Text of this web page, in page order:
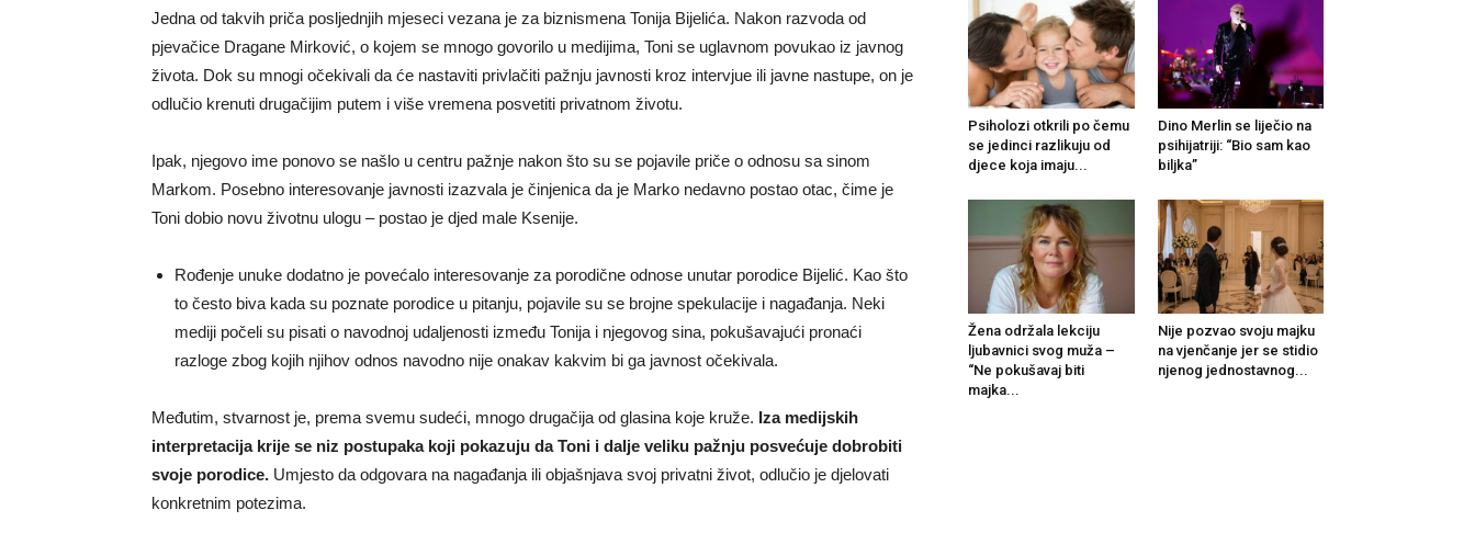
Jedna od takvih priča posljednjih mjeseci vezana je za biznismena Tonija Bijelića. Nakon razvoda od
pjevačice Dragane Mirković, o kojem se mnogo govorilo u medijima, Toni se uglavnom povukao iz javnog
života. Dok su mnogi očekivali da će nastaviti privlačiti pažnju javnosti kroz intervjue ili javne nastupe, on je
odlučio krenuti drugačijim putem i više vremena posvetiti privatnom životu.
Ipak, njegovo ime ponovo se našlo u centru pažnje nakon što su se pojavile priče o odnosu sa sinom
Markom. Posebno interesovanje javnosti izazvala je činjenica da je Marko nedavno postao otac, čime je
Toni dobio novu životnu ulogu – postao je djed male Ksenije.
Rođenje unuke dodatno je povećalo interesovanje za porodične odnose unutar porodice Bijelić. Kao što
to često biva kada su poznate porodice u pitanju, pojavile su se brojne spekulacije i nagađanja. Neki
mediji počeli su pisati o navodnoj udaljenosti između Tonija i njegovog sina, pokušavajući pronaći
razloge zbog kojih njihov odnos navodno nije onakav kakvim bi ga javnost očekivala.
Međutim, stvarnost je, prema svemu sudeći, mnogo drugačija od glasina koje kruže. Iza medijskih
interpretacija krije se niz postupaka koji pokazuju da Toni i dalje veliku pažnju posvećuje dobrobiti
svoje porodice. Umjesto da odgovara na nagađanja ili objašnjava svoj privatni život, odlučio je djelovati
konkretnim potezima.
Psiholozi otkrili po čemu
se jedinci razlikuju od
djece koja imaju...
Dino Merlin se liječio na
psihijatriji: “Bio sam kao
biljka”
Žena održala lekciju
ljubavnici svog muža –
“Ne pokušavaj biti
majka...
Nije pozvao svoju majku
na vjenčanje jer se stidio
njenog jednostavnog...